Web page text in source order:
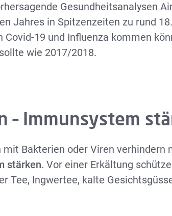
Gesundheitsanalysen
Jahres in Spitzenzeiten zu rund
Covid-19 und Influenza kommen
wie 2017/2018.
– Immunsystem
Bakterien oder Viren verhindern
stärken. Vor einer Erkältung
Tee, Ingwertee, kalte